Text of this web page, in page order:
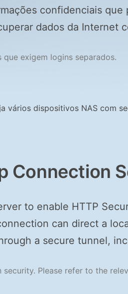
confidenciais que
dados da Internet
exigem logins separados.
Connection
to enable HTTP
can direct a
a secure tunnel,
Please refer to the